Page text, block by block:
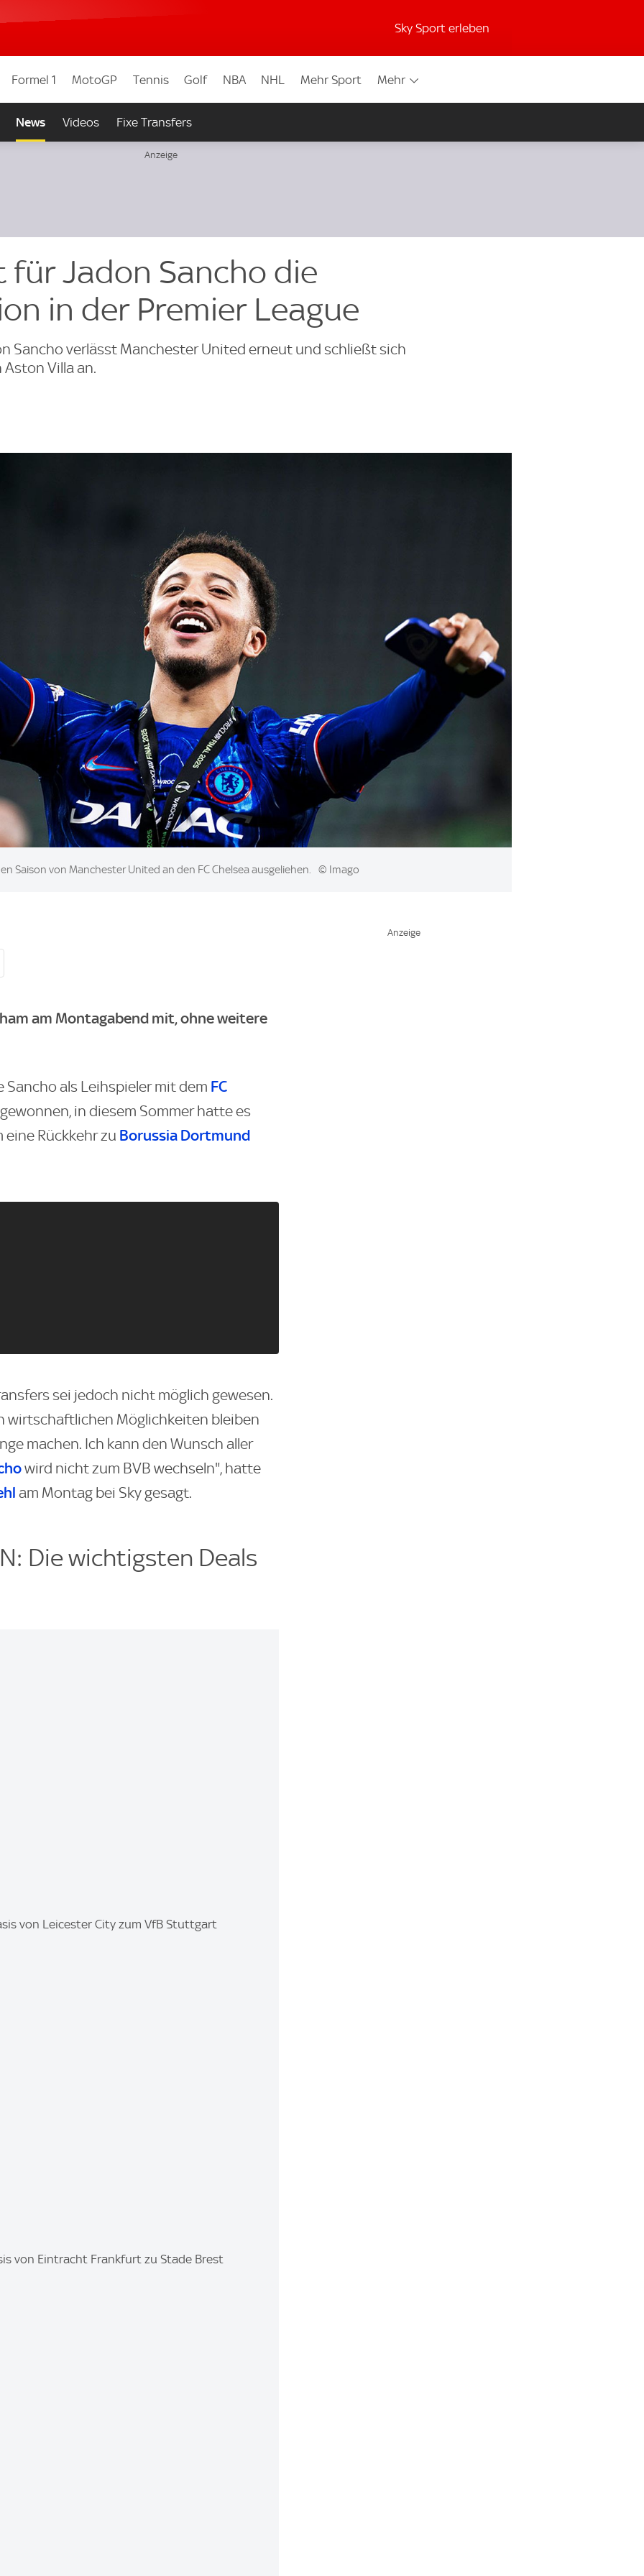
Sky Sport erleben
Formel 1 MotoGP Tennis Golf NBA NHL Mehr Sport Mehr
News Videos Fixe Transfers
für Jadon Sancho die
in der Premier League
Sancho verlässt Manchester United erneut und schließt sich
Villa an.
Saison von Manchester United an den FC Chelsea ausgeliehen. © Imago
am Montagabend mit, ohne weitere
als Leihspieler mit dem FC
in diesem Sommer hatte es
Rückkehr zu Borussia Dortmund
sei jedoch nicht möglich gewesen.
wirtschaftlichen Möglichkeiten bleiben
machen. Ich kann den Wunsch aller
wird nicht zum BVB wechseln", hatte
am Montag bei Sky gesagt.
Die wichtigsten Deals
von Leicester City zum VfB Stuttgart
von Eintracht Frankfurt zu Stade Brest